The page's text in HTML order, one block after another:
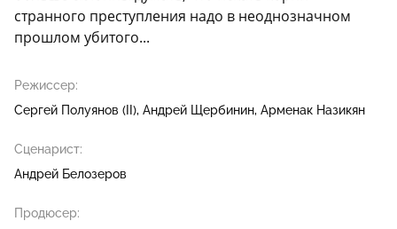
странного преступления надо в неоднозначном
прошлом убитого...
Режиссер:
Сергей Полуянов (II) Андрей Щербинин Арменак Назикян
Сценарист:
Андрей Белозеров
Продюсер: